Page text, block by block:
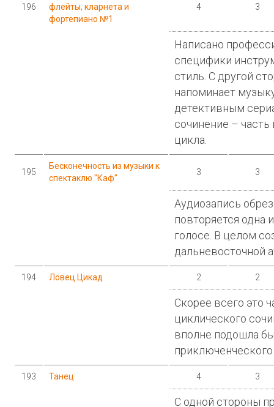
196
флейты, кларнета и
фортепиано №1
4 3
Написано
специфики
стиль. С другой
напоминает
детективным
сочинение –
цикла.
195
Бесконечность из музыки к
спектаклю "Каф"
3 3
Аудиозапись
повторяется одна
голосе. В целом
дальневосточной
194 Ловец Цикад 2 2
Скорее всего это
циклического
вполне подошла
193 Танец 4 3
С одной стороны